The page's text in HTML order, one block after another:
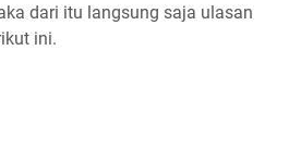
dari itu langsung saja ulasan
ini.